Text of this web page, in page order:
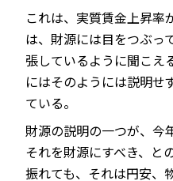
これは、実質賃金上昇率
は、財源には目をつぶっ
張しているように聞こえ
にはそのようには説明せ
ている。
財源の説明の一つが、今
それを財源にすべき、と
振れても、それは円安、